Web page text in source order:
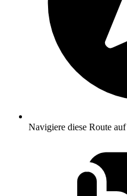
Navigiere diese Route auf